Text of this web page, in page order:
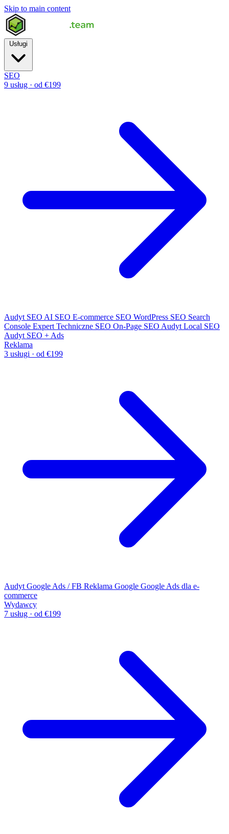
Skip to main content
SEO
9 usług · od €199
Audyt SEO AI SEO E-commerce SEO WordPress SEO Search
Console Expert Techniczne SEO On-Page SEO Audyt Local SEO
Audyt SEO + Ads
Reklama
3 usługi · od €199
Audyt Google Ads / FB Reklama Google Google Ads dla e-
commerce
Wydawcy
7 usług · od €199